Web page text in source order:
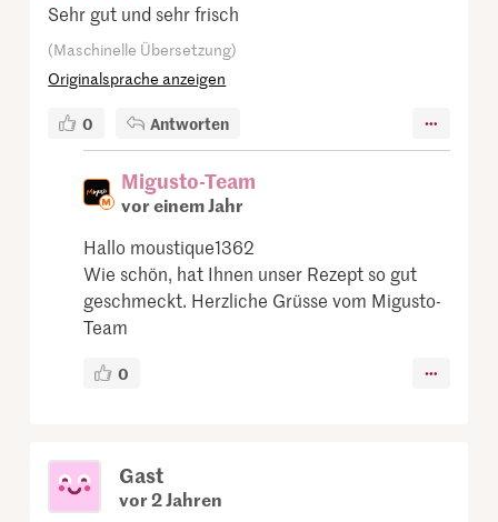
Sehr gut und sehr frisch
(Maschinelle Übersetzung)
Originalsprache anzeigen
0 Antworten
Migusto-Team
vor einem Jahr
Hallo moustique1362
Wie schön, hat Ihnen unser Rezept so gut
geschmeckt. Herzliche Grüsse vom Migusto-
Team
0
Gast
vor 2 Jahren